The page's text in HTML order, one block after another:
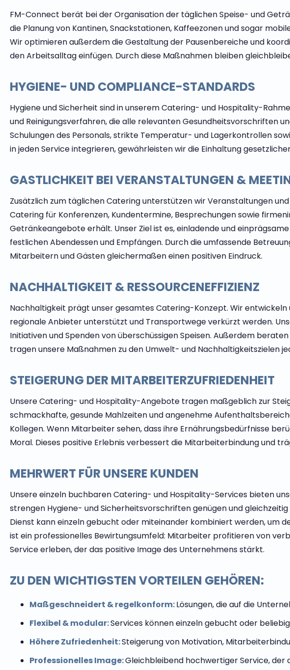
FM-Connect berät bei der Organisation der täglichen Speise- und
die Planung von Kantinen, Snackstationen, Kaffeezonen und sogar
Wir optimieren außerdem die Gestaltung der Pausenbereiche und
den Arbeitsalltag einfügen. Durch diese Maßnahmen bleiben
HYGIENE- UND COMPLIANCE-STANDARDS
Hygiene und Sicherheit sind in unserem Catering- und Hospitality-
und Reinigungsverfahren, die alle relevanten Gesundheitsvorschriften
Schulungen des Personals, strikte Temperatur- und Lagerkontrollen
in jeden Service integrieren, gewährleisten wir die Einhaltung
GASTLICHKEIT BEI VERANSTALTUNGEN &
Zusätzlich zum täglichen Catering unterstützen wir Veranstaltungen
Catering für Konferenzen, Kundentermine, Besprechungen sowie
Getränkeangebote erhält. Unser Ziel ist es, einladende und
festlichen Abendessen und Empfängen. Durch die umfassende
Mitarbeitern und Gästen gleichermaßen einen positiven Eindruck.
NACHHALTIGKEIT & RESSOURCENEFFIZIENZ
Nachhaltigkeit prägt unser gesamtes Catering-Konzept. Wir
regionale Anbieter unterstützt und Transportwege verkürzt werden.
Initiativen und Spenden von überschüssigen Speisen. Außerdem
tragen unsere Maßnahmen zu den Umwelt- und Nachhaltigkeitszielen
STEIGERUNG DER MITARBEITERZUFRIEDENHEIT
Unsere Catering- und Hospitality-Angebote tragen maßgeblich zur
schmackhafte, gesunde Mahlzeiten und angenehme
Kollegen. Wenn Mitarbeiter sehen, dass ihre Ernährungsbedürfnisse
Moral. Dieses positive Erlebnis verbessert die Mitarbeiterbindung und
MEHRWERT FÜR UNSERE KUNDEN
Unsere einzeln buchbaren Catering- und Hospitality-Services bieten
strengen Hygiene- und Sicherheitsvorschriften genügen und
Dienst kann einzeln gebucht oder miteinander kombiniert werden, um
ist ein professionelles Bewirtungsumfeld: Mitarbeiter profitieren von
Service erleben, der das positive Image des Unternehmens stärkt.
ZU DEN WICHTIGSTEN VORTEILEN GEHÖREN:
Maßgeschneidert & regelkonform:Lösungen, die auf die
Flexibel & modular:Services können einzeln gebucht oder
Höhere Zufriedenheit:Steigerung von Motivation,
Professionelles Image:Gleichbleibend hochwertiger Service, der